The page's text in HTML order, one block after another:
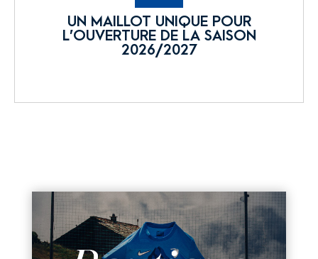
UN MAILLOT UNIQUE POUR
L’OUVERTURE DE LA SAISON
2026/2027